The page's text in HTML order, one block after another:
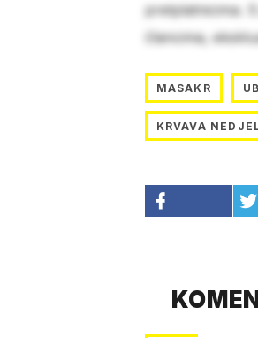
pretplatnicima.
člancima,
MASAKR
KRVAVA